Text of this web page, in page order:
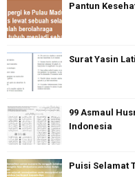
Pantun
Surat Yasin
99 Asmaul
Indonesia
Puisi Selamat